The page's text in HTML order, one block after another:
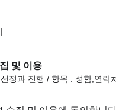
및 이용
정과 진행 / 항목 : 성함,연락